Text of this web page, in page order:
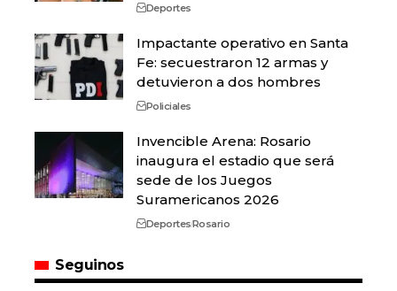
Deportes
Impactante operativo en Santa
Fe: secuestraron 12 armas y
detuvieron a dos hombres
Policiales
Invencible Arena: Rosario
inaugura el estadio que será
sede de los Juegos
Suramericanos 2026
DeportesRosario
Seguinos